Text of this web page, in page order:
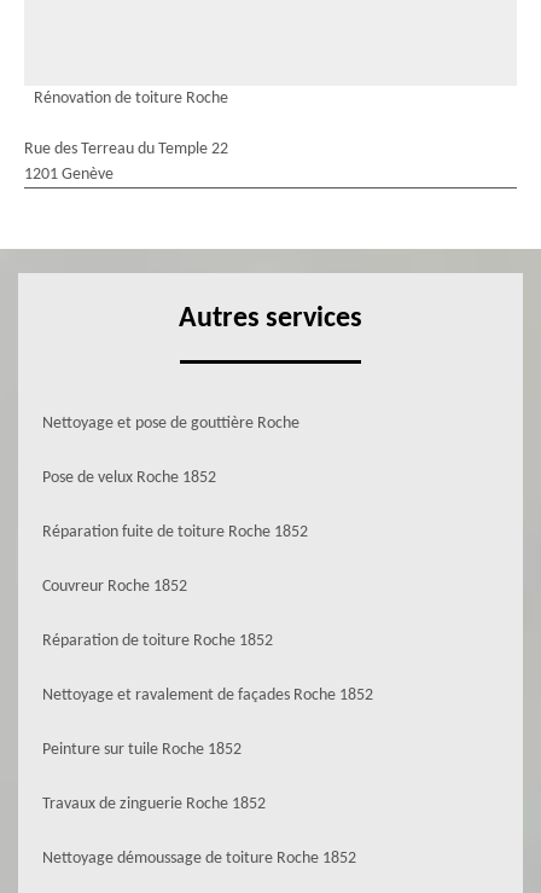
Rénovation de toiture Roche
Rue des Terreau du Temple 22
1201 Genève
Autres services
Nettoyage et pose de gouttière Roche
Pose de velux Roche 1852
Réparation fuite de toiture Roche 1852
Couvreur Roche 1852
Réparation de toiture Roche 1852
Nettoyage et ravalement de façades Roche 1852
Peinture sur tuile Roche 1852
Travaux de zinguerie Roche 1852
Nettoyage démoussage de toiture Roche 1852